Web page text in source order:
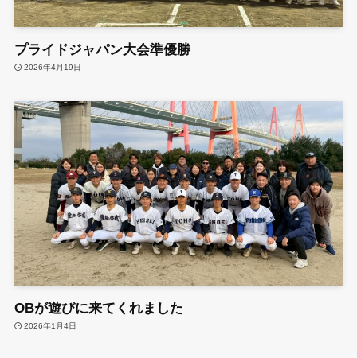
プライドジャパン大会準優勝
2026年4月19日
OBが遊びに来てくれました
2026年1月4日